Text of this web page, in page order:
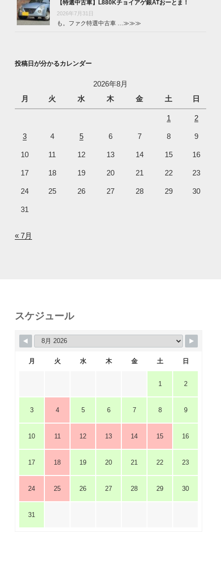
【特選中古車】L880Kチョイアゲ銀ATおーとま！
2026年7月31日
も。ファク特選中古車 … ≫≫≫
投稿日が分かるカレンダー
2026年8月
月
火 水 木 金 土 日
1 2
3 4 5 6 7 8 9
10 11 12 13 14 15 16
17 18 19 20 21 22 23
24 25 26 27 28 29 30
31
« 7月
スケジュール
月 火 水 木 金 土 日
1 2
3 4 5 6 7 8 9
10 11 12 13 14 15 16
17 18 19 20 21 22 23
24 25 26 27 28 29 30
31